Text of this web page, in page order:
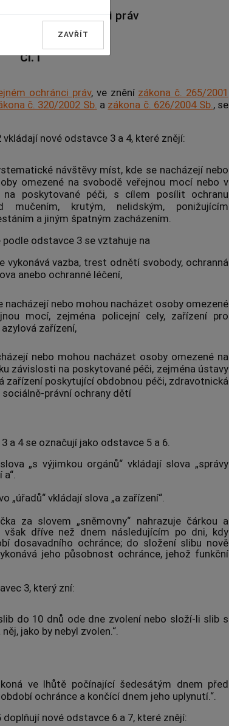
o Veřejném ochránci práv
Čl. I
ochránci práv, ve znění zákona č. 265/2001
č. 320/2002 Sb. a zákona č. 626/2004 Sb., se
nové odstavce 3 a 4, které znějí:
návštěvy míst, kde se nacházejí nebo
omezené na svobodě veřejnou mocí nebo v
na poskytované péči, s cílem posílit ochranu
krutým, nelidským, ponižujícím
a jiným špatným zacházením.
odstavce 3 se vztahuje na
vykonává vazba, trest odnětí svobody, ochranná
anebo ochranné léčení,
nacházejí nebo mohou nacházet osoby omezené
mocí, zejména policejní cely, zařízení pro
zařízení,
nebo mohou nacházet osoby omezené na
závislosti na poskytované péči, zejména ústavy
zařízení poskytující obdobnou péči, zdravotnická
právní ochrany dětí
a 4 se označují jako odstavce 5 a 6.
„s výjimkou orgánů“ vkládají slova „správy
„úřadů“ vkládají slova „a zařízení“.
za slovem „sněmovny“ nahrazuje čárkou a
však dříve než dnem následujícím po dni, kdy
dosavadního ochránce; do složení slibu nově
jeho působnost ochránce, jehož funkční
3, který zní:
do 10 dnů ode dne zvolení nebo složí-li slib s
jako by nebyl zvolen.“.
ve lhůtě počínající šedesátým dnem před
ochránce a končící dnem jeho uplynutí.“.
nové odstavce 6 a 7, které znějí:
ZAVŘÍT